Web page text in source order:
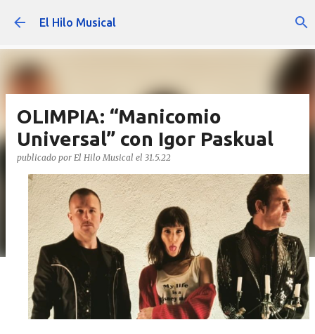
Ir al contenido principal
El Hilo Musical
OLIMPIA: “Manicomio
Universal” con Igor Paskual
publicado por El Hilo Musical el 31.5.22